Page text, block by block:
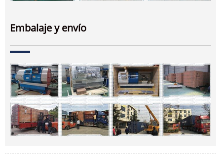
Embalaje y envío